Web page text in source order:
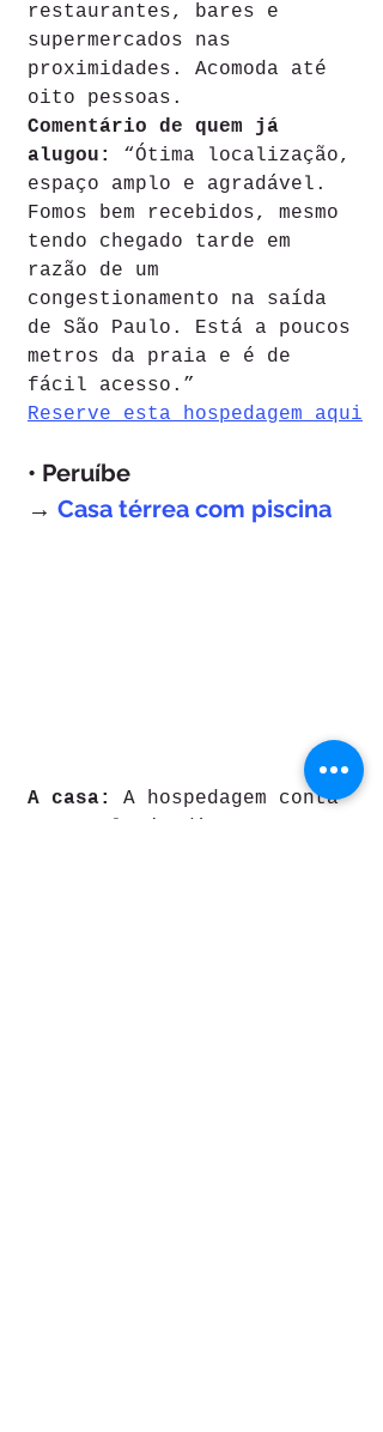
restaurantes, bares e
supermercados nas
proximidades. Acomoda até
oito pessoas.
Comentário de quem já
alugou: “Ótima localização,
espaço amplo e agradável.
Fomos bem recebidos, mesmo
tendo chegado tarde em
razão de um
congestionamento na saída
de São Paulo. Está a poucos
metros da praia e é de
fácil acesso.”
Reserve esta hospedagem aqui
• Peruíbe
→ Casa térrea com piscina
A casa: A hospedagem conta